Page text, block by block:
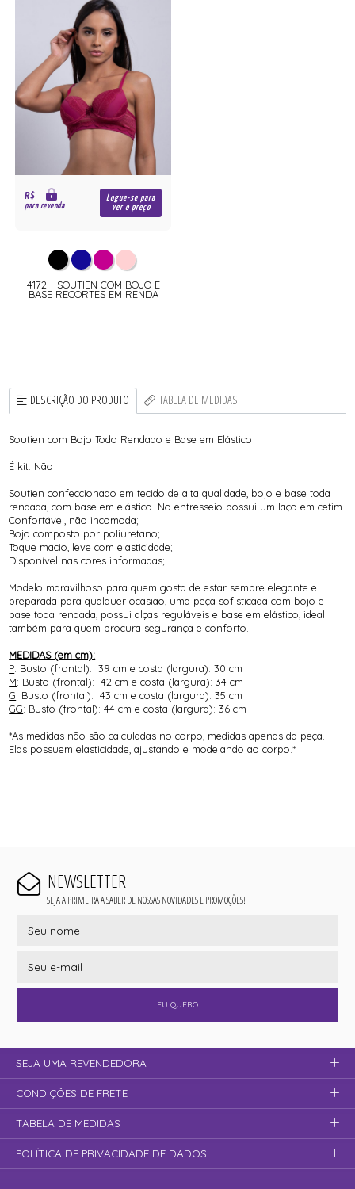
R$
para revenda
Logue-se para
ver o preço
4172 - SOUTIEN COM BOJO E
BASE RECORTES EM RENDA
DESCRIÇÃO DO PRODUTO TABELA DE MEDIDAS
Soutien com Bojo Todo Rendado e Base em Elástico
É kit: Não
Soutien confeccionado em tecido de alta qualidade, bojo e base toda
rendada, com base em elástico. No entresseio possui um laço em cetim.
Confortável, não incomoda;
Bojo composto por poliuretano;
Toque macio, leve com elasticidade;
Disponível nas cores informadas;
Modelo maravilhoso para quem gosta de estar sempre elegante e
preparada para qualquer ocasião, uma peça sofisticada com bojo e
base toda rendada, possui alças reguláveis e base em elástico, ideal
também para quem procura segurança e conforto.
MEDIDAS (em cm):
P: Busto (frontal): 39 cm e costa (largura): 30 cm
M: Busto (frontal): 42 cm e costa (largura): 34 cm
G: Busto (frontal): 43 cm e costa (largura): 35 cm
GG: Busto (frontal): 44 cm e costa (largura): 36 cm
*As medidas não são calculadas no corpo, medidas apenas da peça.
Elas possuem elasticidade, ajustando e modelando ao corpo.*
NEWSLETTER
SEJA A PRIMEIRA A SABER DE NOSSAS NOVIDADES E PROMOÇÕES!
EU QUERO
SEJA UMA REVENDEDORA
CONDIÇÕES DE FRETE
TABELA DE MEDIDAS
POLÍTICA DE PRIVACIDADE DE DADOS